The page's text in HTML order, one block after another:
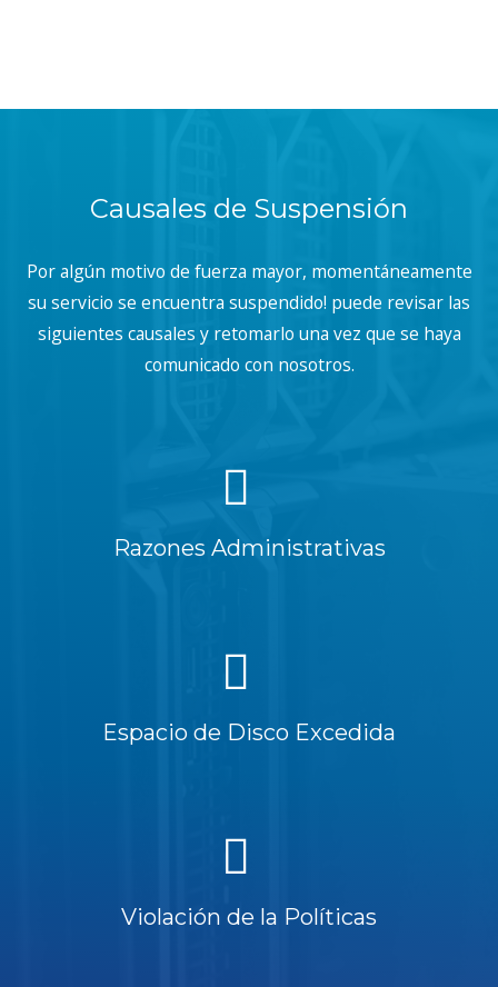
Causales de Suspensión
Por algún motivo de fuerza mayor, momentáneamente
su servicio se encuentra suspendido! puede revisar las
siguientes causales y retomarlo una vez que se haya
comunicado con nosotros.
Razones Administrativas
Espacio de Disco Excedida
Violación de la Políticas